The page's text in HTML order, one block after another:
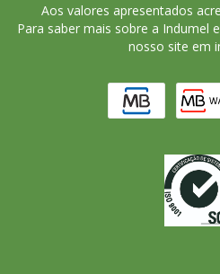
Aos valores apresentados
Para saber mais sobre a Indumel
nosso site em